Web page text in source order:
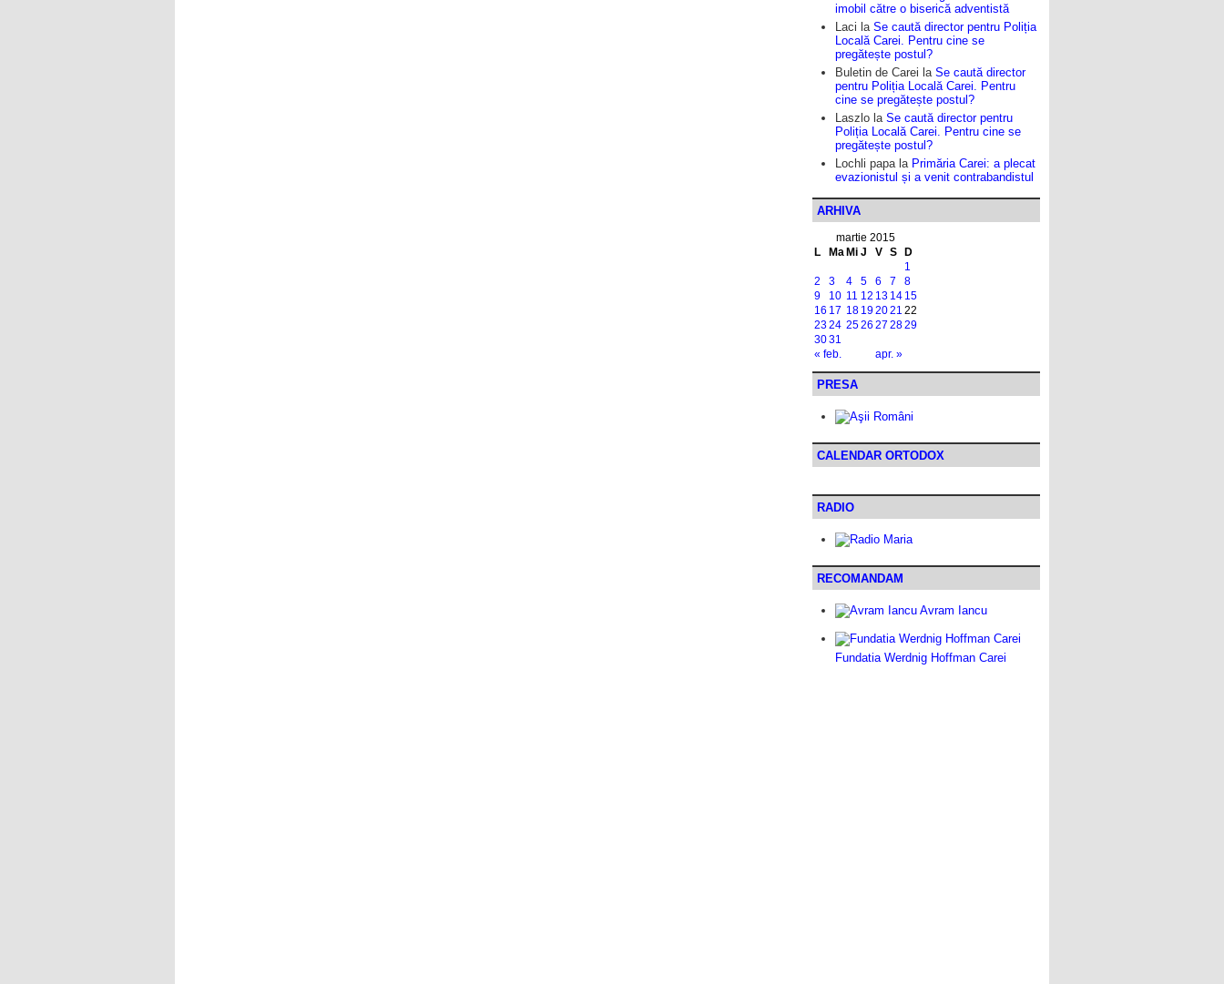
imobil către o biserică adventistă
Laci la Se caută director pentru Poliția
Locală Carei. Pentru cine se
pregătește postul?
Buletin de Carei la Se caută director
pentru Poliția Locală Carei. Pentru
cine se pregătește postul?
Laszlo la Se caută director pentru
Poliția Locală Carei. Pentru cine se
pregătește postul?
Lochli papala Primăria Carei: a plecat
evazionistul și a venit contrabandistul
ARHIVA
martie 2015
L
Ma Mi J V S D
« feb. apr. »
1
2
3 4 5 6 7
8
9
10 11 12 13 14 15
16 17 18 192021 22
2324 2526 27 2829
3031
PRESA
CALENDAR ORTODOX
RADIO
RECOMANDAM
Avram Iancu
Fundatia Werdnig Hoffman Carei